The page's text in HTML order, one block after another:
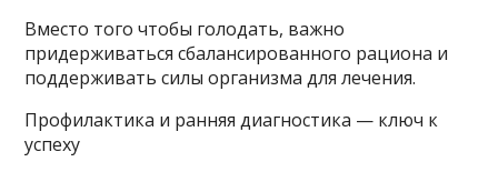
Вместо того чтобы голодать, важно
придерживаться сбалансированного рациона и
поддерживать силы организма для лечения.
Профилактика и ранняя диагностика — ключ к
успеху